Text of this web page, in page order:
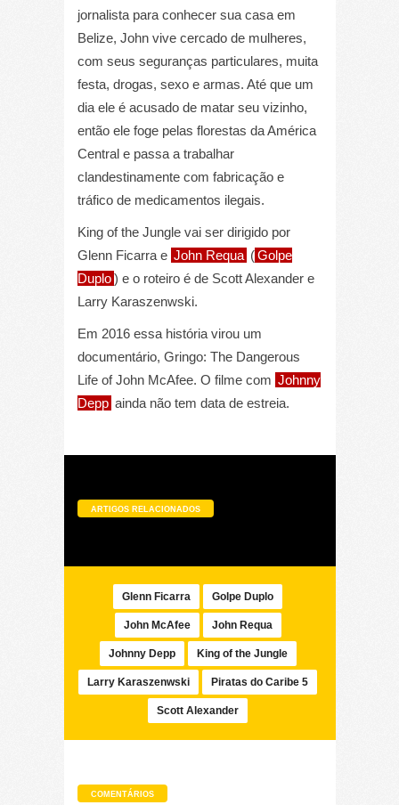
jornalista para conhecer sua casa em
Belize, John vive cercado de mulheres,
com seus seguranças particulares, muita
festa, drogas, sexo e armas. Até que um
dia ele é acusado de matar seu vizinho,
então ele foge pelas florestas da América
Central e passa a trabalhar
clandestinamente com fabricação e
tráfico de medicamentos ilegais.
King of the Jungle vai ser dirigido por
Glenn Ficarra e John Requa ( Golpe
Duplo ) e o roteiro é de Scott Alexander e
Larry Karaszenwski.
Em 2016 essa história virou um
documentário, Gringo: The Dangerous
Life of John McAfee. O filme com Johnny
Depp ainda não tem data de estreia.
ARTIGOS RELACIONADOS
Glenn Ficarra Golpe Duplo
John McAfee John Requa
Johnny Depp King of the Jungle
Larry Karaszenwski Piratas do Caribe 5
Scott Alexander
COMENTÁRIOS